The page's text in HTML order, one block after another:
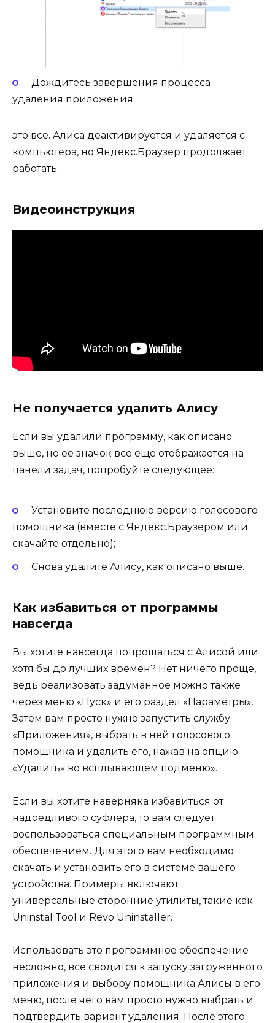
Дождитесь завершения процесса
удаления приложения.
это все. Алиса деактивируется и удаляется с
компьютера, но Яндекс.Браузер продолжает
работать.
Видеоинструкция
Не получается удалить Алису
Если вы удалили программу, как описано
выше, но ее значок все еще отображается на
панели задач, попробуйте следующее:
Установите последнюю версию голосового
помощника (вместе с Яндекс.Браузером или
скачайте отдельно);
Снова удалите Алису, как описано выше.
Как избавиться от программы
навсегда
Вы хотите навсегда попрощаться с Алисой или
хотя бы до лучших времен? Нет ничего проще,
ведь реализовать задуманное можно также
через меню «Пуск» и его раздел «Параметры».
Затем вам просто нужно запустить службу
«Приложения», выбрать в ней голосового
помощника и удалить его, нажав на опцию
«Удалить» во всплывающем подменю».
Если вы хотите наверняка избавиться от
надоедливого суфлера, то вам следует
воспользоваться специальным программным
обеспечением. Для этого вам необходимо
скачать и установить его в системе вашего
устройства. Примеры включают
универсальные сторонние утилиты, такие как
Uninstal Tool и Revo Uninstaller.
Использовать это программное обеспечение
несложно, все сводится к запуску загруженного
приложения и выбору помощника Алисы в его
меню, после чего вам просто нужно выбрать и
подтвердить вариант удаления. После этого